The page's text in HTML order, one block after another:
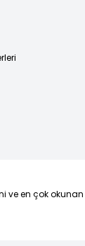
ve en çok